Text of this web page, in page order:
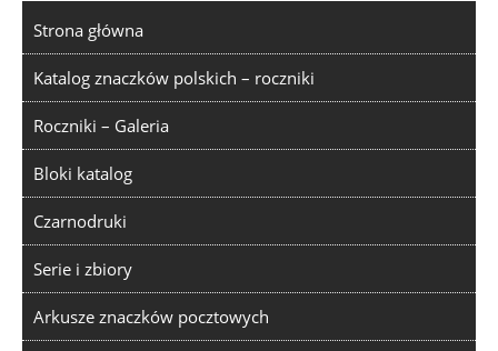
Strona główna
Katalog znaczków polskich – roczniki
Roczniki – Galeria
Bloki katalog
Czarnodruki
Serie i zbiory
Arkusze znaczków pocztowych